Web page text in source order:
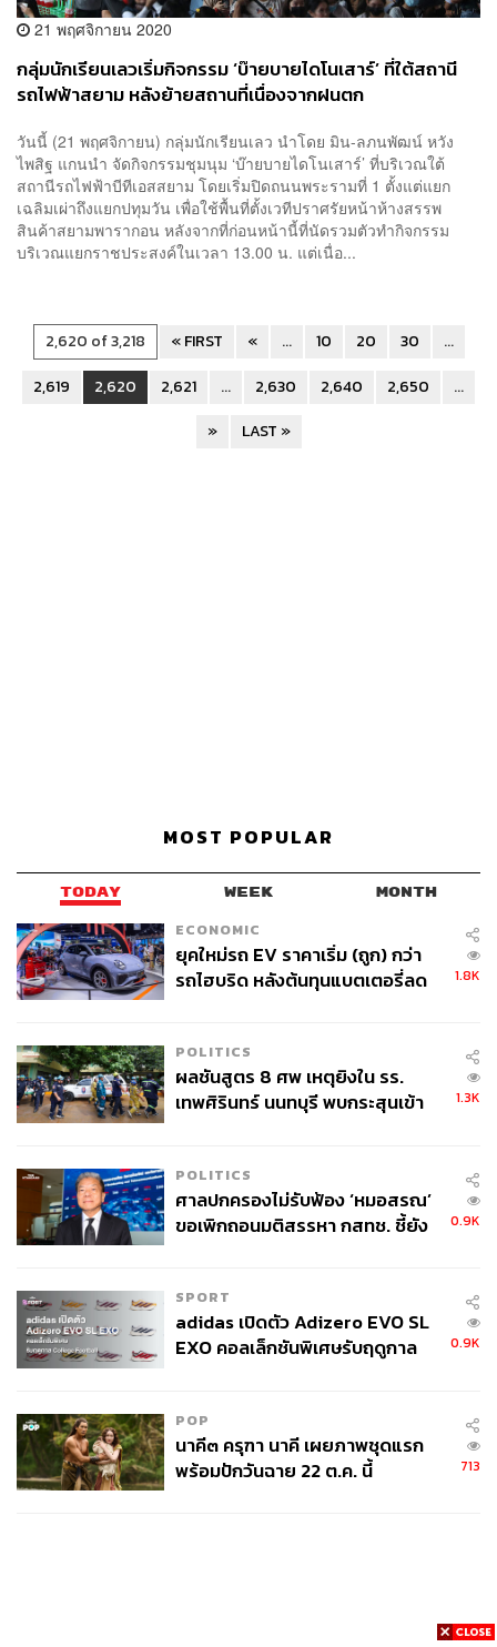
21 พฤศจิกายน 2020
กลุ่มนักเรียนเลวเริ่มกิจกรรม ‘บ๊ายบายไดโนเสาร์’ ที่ใต้สถานี
รถไฟฟ้าสยาม หลังย้ายสถานที่เนื่องจากฝนตก
วันนี้ (21 พฤศจิกายน) กลุ่มนักเรียนเลว นำโดย มิน-ลภนพัฒน์ หวัง
ไพสิฐ แกนนำ จัดกิจกรรมชุมนุม ‘บ๊ายบายไดโนเสาร์’ ที่บริเวณใต้
สถานีรถไฟฟ้าบีทีเอสสยาม โดยเริ่มปิดถนนพระรามที่ 1 ตั้งแต่แยก
เฉลิมเผ่าถึงแยกปทุมวัน เพื่อใช้พื้นที่ตั้งเวทีปราศรัยหน้าห้างสรรพ
สินค้าสยามพารากอน หลังจากที่ก่อนหน้านี้ที่นัดรวมตัวทำกิจกรรม
บริเวณแยกราชประสงค์ในเวลา 13.00 น. แต่เนื่อ...
2,620 of 3,218 « FIRST « ... 10 20 30
...
2,619
2,620 2,621 ... 2,630 2,640 2,650
...
»
LAST »
MOST POPULAR
TODAY WEEK MONTH
ECONOMIC
ยุคใหม่รถ EV ราคาเริ่ม (ถูก) กว่า
รถไฮบริด หลังต้นทุนแบตเตอรี่ลด
1.8K
POLITICS
ผลชันสูตร 8 ศพ เหตุยิงใน รร.
เทพศิรินทร์ นนทบุรี พบกระสุนเข้า
1.3K
POLITICS
ศาลปกครองไม่รับฟ้อง ‘หมอสรณ’
ขอเพิกถอนมติสรรหา กสทช. ชี้ยัง
0.9K
SPORT
adidas เปิดตัว Adizero EVO SL
EXO คอลเล็กชันพิเศษรับฤดูกาล
0.9K
POP
นาคี๓ ครุฑา นาคี เผยภาพชุดแรก
พร้อมปักวันฉาย 22 ต.ค. นี้
713